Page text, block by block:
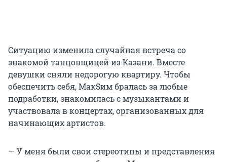
Ситуацию изменила случайная встреча со
знакомой танцовщицей из Казани. Вместе
девушки сняли недорогую квартиру. Чтобы
обеспечить себя, МакSим бралась за любые
подработки, знакомилась с музыкантами и
участвовала в концертах, организованных для
начинающих артистов.
— У меня были свои стереотипы и представления